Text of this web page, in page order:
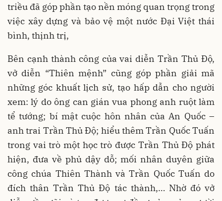
triều đã góp phần tạo nền móng quan trọng trong
việc xây dựng và bảo vệ một nước Đại Việt thái
bình, thịnh trị,
Bên cạnh thành công của vai diễn Trần Thủ Độ,
vở diễn “Thiên mệnh” cũng góp phần giải mã
những góc khuất lịch sử, tạo hấp dẫn cho người
xem: lý do ông can gián vua phong anh ruột làm
tể tướng; bí mật cuộc hôn nhân của An Quốc –
anh trai Trần Thủ Độ; hiểu thêm Trần Quốc Tuấn
trong vai trò một học trò được Trần Thủ Độ phát
hiện, đưa về phủ dậy dỗ; mối nhân duyên giữa
công chúa Thiên Thành và Trần Quốc Tuấn do
đích thân Trần Thủ Độ tác thành,… Nhờ đó vở